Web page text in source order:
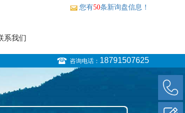
您有50条新询盘信息！
系我们
咨询电话： 18791507625